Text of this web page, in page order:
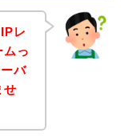
レ
ムっ
バ
せ